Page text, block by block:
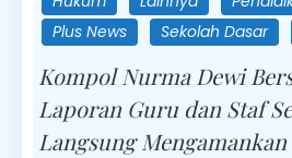
Plus News
Sekolah Dasar
Kompol Nurma Dewi
Laporan Guru dan Staf
Langsung Mengamankan